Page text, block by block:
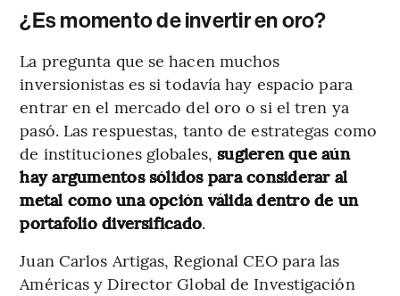
¿Es momento de invertir en oro?
La pregunta que se hacen muchos
inversionistas es si todavía hay espacio para
entrar en el mercado del oro o si el tren ya
pasó. Las respuestas, tanto de estrategas como
de instituciones globales,sugieren que aún
hay argumentos sólidos para considerar al
metal como una opción válida dentro de un
portafolio diversificado.
Juan Carlos Artigas, Regional CEO para las
Américas y Director Global de Investigación